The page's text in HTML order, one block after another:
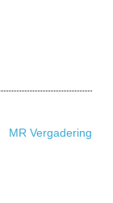
MR Vergadering